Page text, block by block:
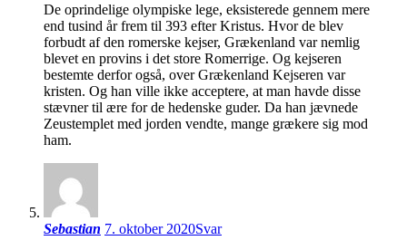
De oprindelige olympiske lege, eksisterede gennem mere
end tusind år frem til 393 efter Kristus. Hvor de blev
forbudt af den romerske kejser, Grækenland var nemlig
blevet en provins i det store Romerrige. Og kejseren
bestemte derfor også, over Grækenland Kejseren var
kristen. Og han ville ikke acceptere, at man havde disse
stævner til ære for de hedenske guder. Da han jævnede
Zeustemplet med jorden vendte, mange grækere sig mod
ham.
Sebastian 7. oktober 2020Svar